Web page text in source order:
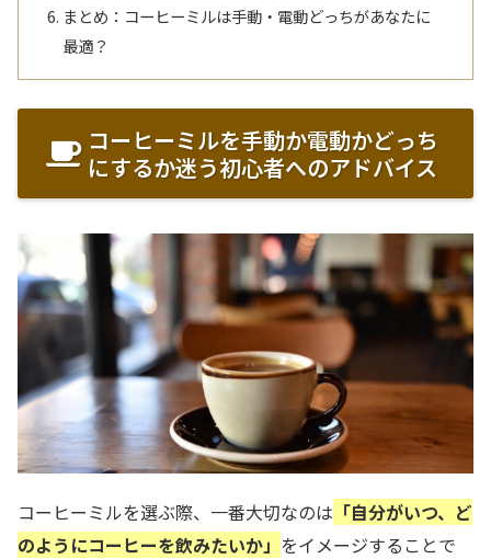
まとめ：コーヒーミルは手動・電動どっちがあなたに
最適？
コーヒーミルを手動か電動かどっち
にするか迷う初心者へのアドバイス
コーヒーミルを選ぶ際、一番大切なのは 「自分がいつ、ど
のようにコーヒーを飲みたいか」 をイメージすることで